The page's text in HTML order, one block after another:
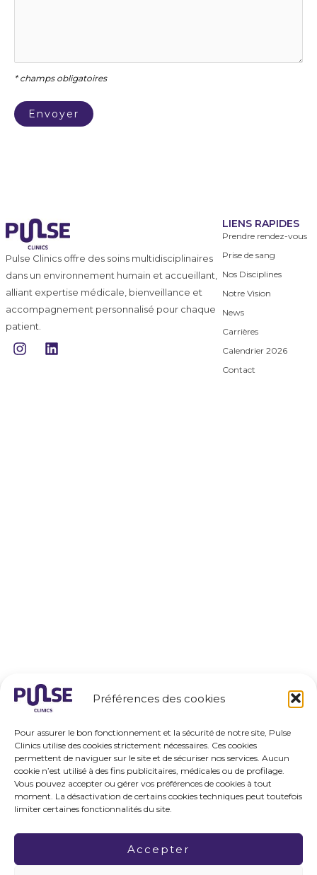
Préférences des cookies
Pour assurer le bon fonctionnement et la sécurité de notre site, Pulse
Clinics utilise des cookies strictement nécessaires. Ces cookies
permettent de naviguer sur le site et de sécuriser nos services. Aucun
cookie n’est utilisé à des fins publicitaires, médicales ou de profilage.
Vous pouvez accepter ou gérer vos préférences de cookies à tout
moment. La désactivation de certains cookies techniques peut toutefois
limiter certaines fonctionnalités du site.
Accepter
* champs obligatoires
Pulse Clinics offre des soins multidisciplinaires
dans un environnement humain et accueillant,
alliant expertise médicale, bienveillance et
accompagnement personnalisé pour chaque
patient.
I
n
L
i
LIENS RAPIDES
Prendre rendez-vous
Prise de sang
Nos Disciplines
Notre Vision
News
Carrières
Calendrier 2026
Contact